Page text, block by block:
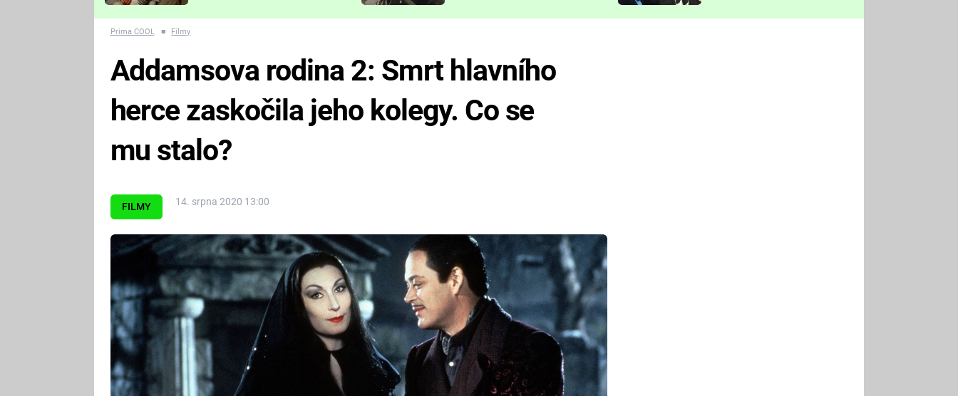
nejvíc zvednou tep?
Prima COOL ■ Filmy
FILMY 14. srpna 2020 13:00
Addamsova rodina 2: Smrt hlavního
herce zaskočila jeho kolegy. Co se
mu stalo?